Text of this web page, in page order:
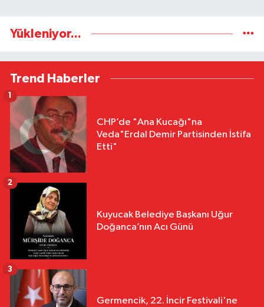
Yükleniyor...
Trend Haberler
CHP’de "Ana Kucağı"na
Veda"Erdal Demir Partisinden İstifa
Etti"
Kuyucak Belediye Başkanı Uğur
Doğanca’nın Acı Günü
2
Germencik, 22. İncir Festivali'ne
3